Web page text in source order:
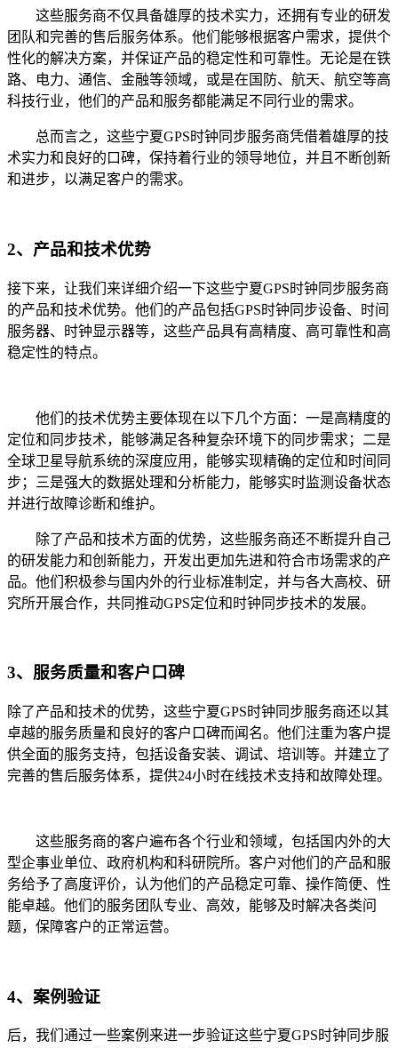
这些服务商不仅具备雄厚的技术实力，还拥有专业的研发
团队和完善的售后服务体系。他们能够根据客户需求，提供个
性化的解决方案，并保证产品的稳定性和可靠性。无论是在铁
路、电力、通信、金融等领域，或是在国防、航天、航空等高
科技行业，他们的产品和服务都能满足不同行业的需求。
总而言之，这些宁夏GPS时钟同步服务商凭借着雄厚的技
术实力和良好的口碑，保持着行业的领导地位，并且不断创新
和进步，以满足客户的需求。
2、产品和技术优势
接下来，让我们来详细介绍一下这些宁夏GPS时钟同步服务商
的产品和技术优势。他们的产品包括GPS时钟同步设备、时间
服务器、时钟显示器等，这些产品具有高精度、高可靠性和高
稳定性的特点。
他们的技术优势主要体现在以下几个方面：一是高精度的
定位和同步技术，能够满足各种复杂环境下的同步需求；二是
全球卫星导航系统的深度应用，能够实现精确的定位和时间同
步；三是强大的数据处理和分析能力，能够实时监测设备状态
并进行故障诊断和维护。
除了产品和技术方面的优势，这些服务商还不断提升自己
的研发能力和创新能力，开发出更加先进和符合市场需求的产
品。他们积极参与国内外的行业标准制定，并与各大高校、研
究所开展合作，共同推动GPS定位和时钟同步技术的发展。
3、服务质量和客户口碑
除了产品和技术的优势，这些宁夏GPS时钟同步服务商还以其
卓越的服务质量和良好的客户口碑而闻名。他们注重为客户提
供全面的服务支持，包括设备安装、调试、培训等。并建立了
完善的售后服务体系，提供24小时在线技术支持和故障处理。
这些服务商的客户遍布各个行业和领域，包括国内外的大
型企事业单位、政府机构和科研院所。客户对他们的产品和服
务给予了高度评价，认为他们的产品稳定可靠、操作简便、性
能卓越。他们的服务团队专业、高效，能够及时解决各类问
题，保障客户的正常运营。
4、案例验证
后，我们通过一些案例来进一步验证这些宁夏GPS时钟同步服